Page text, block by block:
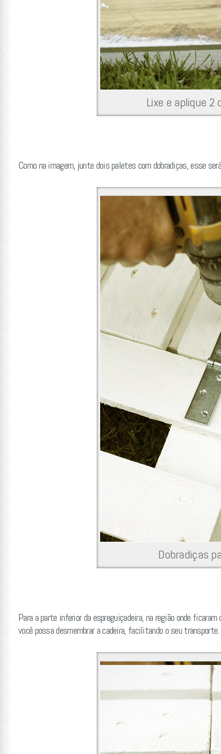
Lixe e aplique
Como na imagem, junte dois paletes com dobradiças, esse
Dobradiças
Para a parte inferior da espreguiçadeira, na região onde
você possa desmembrar a cadeira, facilitando o seu transporte.